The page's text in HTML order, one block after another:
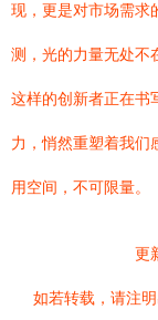
现，更是对市场需求
测，光的力量无处不
这样的创新者正在书
力，悄然重塑着我们
用空间，不可限量。
更
如若转载，请注